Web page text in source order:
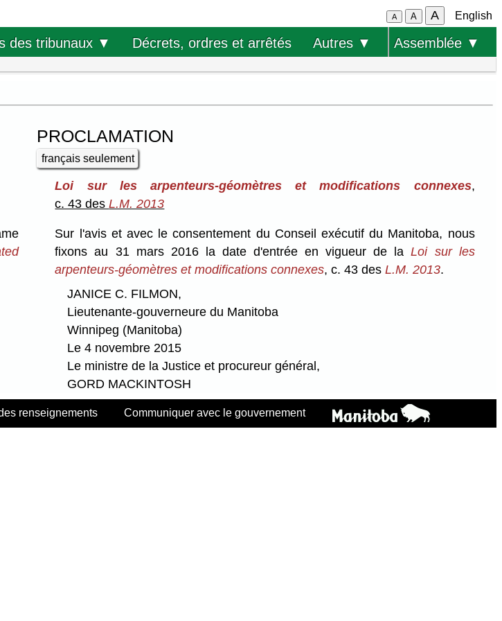
A A A English
des tribunaux ▼ Décrets, ordres et arrêtés Autres ▼ Assemblée ▼
PROCLAMATION
français seulement
Loi sur les arpenteurs-géomètres et modifications connexes,
c. 43 desL.M. 2013
Sur l'avis et avec le consentement du Conseil exécutif du Manitoba, nous
fixons au 31 mars 2016 la date d'entrée en vigueur de laLoi sur les
arpenteurs-géomètres et modifications connexes, c. 43 desL.M. 2013.
JANICE C. FILMON,
Lieutenante-gouverneure du Manitoba
Winnipeg (Manitoba)
Le 4 novembre 2015
Le ministre de la Justice et procureur général,
GORD MACKINTOSH
renseignements Communiquer avec le gouvernement